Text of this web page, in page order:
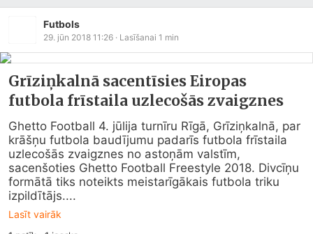
Futbols
29. jūn 2018 11:26 · Lasīšanai 1 min
Grīziņkalnā sacentīsies Eiropas
futbola frīstaila uzlecošās zvaigznes
Ghetto Football 4. jūlija turnīru Rīgā, Grīziņkalnā, par
krāšņu futbola baudījumu padarīs futbola frīstaila
uzlecošās zvaigznes no astoņām valstīm,
sacenšoties Ghetto Football Freestyle 2018. Divcīņu
formātā tiks noteikts meistarīgākais futbola triku
izpildītājs....
Lasīt vairāk